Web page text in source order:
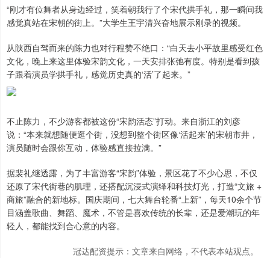
“刚才有位舞者从身边经过，笑着朝我行了个宋代拱手礼，那一瞬间我
感觉真站在宋朝的街上。”大学生王宇清兴奋地展示刚录的视频。
从陕西自驾而来的陈力也对行程赞不绝口：“白天去小平故里感受红色
文化，晚上来这里体验宋韵文化，一天安排张弛有度。特别是看到孩
子跟着演员学拱手礼，感觉历史真的‘活’了起来。”
不止陈力，不少游客都被这份“宋韵活态”打动。来自浙江的刘彦
说：“本来就想随便逛个街，没想到整个街区像‘活起来’的宋朝市井，
演员随时会跟你互动，体验感直接拉满。”
据裴礼继透露，为了丰富游客“宋韵”体验，景区花了不少心思，不仅
还原了宋代街巷的肌理，还搭配沉浸式演绎和科技灯光，打造“文旅 +
商旅”融合的新地标。国庆期间，七大舞台轮番“上新”，每天10余个节
目涵盖歌曲、舞蹈、魔术，不管是喜欢传统的长辈，还是爱潮玩的年
轻人，都能找到合心意的内容。
冠达配资提示：文章来自网络，不代表本站观点。